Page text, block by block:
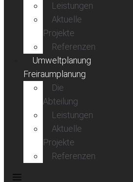
Leistungen
Aktuelle
Projekte
Referenzen
Umweltplanung
Freiraumplanung
Die
Abteilung
Leistungen
Aktuelle
Projekte
Referenzen